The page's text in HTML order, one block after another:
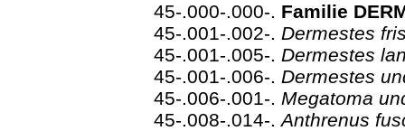
45-.000-.000-. Familie
45-.001-.002-. Dermestes
45-.001-.005-. Dermestes
45-.001-.006-. Dermestes
45-.006-.001-. Megatoma
45-.008-.014-.Anthrenus